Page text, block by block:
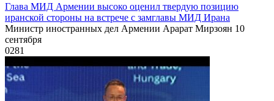
Глава МИД Армении высоко оценил твердую позицию
иранской стороны на встрече с замглавы МИД Ирана
Министр иностранных дел Армении Арарат Мирзоян 10
сентября
0281